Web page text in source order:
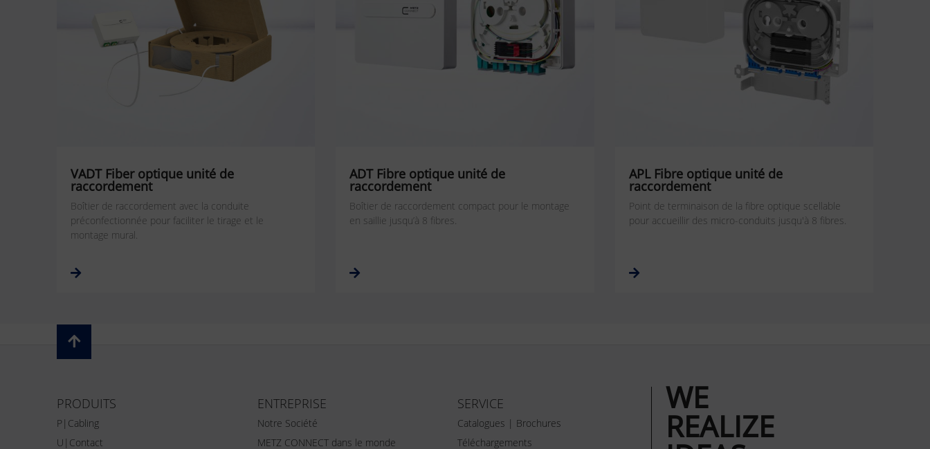
VADT Fiber optique unité de
raccordement
Boîtier de raccordement avec la conduite
préconfectionnée pour faciliter le tirage et le
montage mural.
ADT Fibre optique unité de
raccordement
Boîtier de raccordement compact pour le montage
en saillie jusqu’à 8 fibres.
APL Fibre optique unité de
raccordement
Point de terminaison de la fibre optique scellable
pour accueillir des micro-conduits jusqu'à 8 fibres.
PRODUITS
P|Cabling
U|Contact
ENTREPRISE
Notre Société
METZ CONNECT dans le monde
SERVICE
Catalogues | Brochures
Téléchargements
WE
REALIZE